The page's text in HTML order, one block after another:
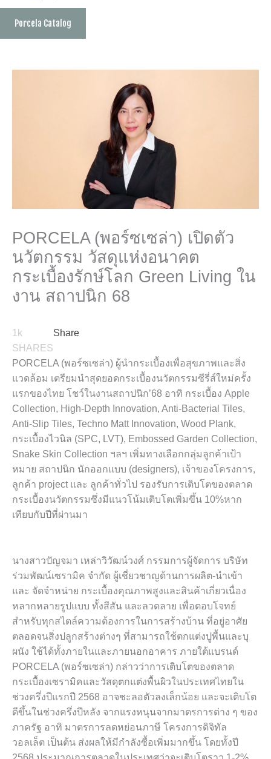
Porcela Catalog
PORCELA (พอร์ซเซล่า) เปิดตัว
นวัตกรรม วัสดุแห่งอนาคต
กระเบื้องรักษ์โลก Green Living ใน
งาน สถาปนิก 68
1k
SHARES
Share
PORCELA (พอร์ซเซล่า) ผู้นำกระเบื้องเพื่อสุขภาพและสิ่ง
แวดล้อม เตรียมนำสุดยอดกระเบื้องนวัตกรรมซีรี่ส์ใหม่ครั้ง
แรกของไทย โชว์ในงานสถาปนิก’68 อาทิ กระเบื้อง Apple
Collection, High-Depth Innovation, Anti-Bacterial Tiles,
Anti-Slip Tiles, Techno Matt Innovation, Wood Plank,
กระเบื้องไวนิล (SPC, LVT), Embossed Garden Collection,
Snake Skin Collection ฯลฯ เพิ่มทางเลือกกลุ่มลูกค้าเป้า
หมาย สถาปนิก นักออกเเบบ (designers), เจ้าของโครงการ,
ลูกค้า project และ ลูกค้าทั่วไป รองรับการเติบโตของตลาด
กระเบื้องนวัตกรรมซึ่งมีแนวโน้มเติบโตเพิ่มขึ้น 10%หาก
เทียบกับปีที่ผ่านมา
นางสาวปัญจมา เหล่าวิวัฒน์วงศ์ กรรมการผู้จัดการ บริษัท
ร่วมพัฒน์เซรามิค จำกัด ผู้เชี่ยวชาญด้านการผลิต-นำเข้า
และ จัดจำหน่าย กระเบื้องคุณภาพสูงและสินค้าเกี่ยวเนื่อง
หลากหลายรูปแบบ ทั้งสีสัน และลวดลาย เพื่อตอบโจทย์
สำหรับทุกสไตล์ความต้องการในการสร้างบ้าน ที่อยู่อาศัย
ตลอดจนสิ่งปลูกสร้างต่างๆ ที่สามารถใช้ตกแต่งปูพื้นและบุ
ผนัง ใช้ได้ทั้งภายในและภายนอกอาคาร ภายใต้แบรนด์
PORCELA (พอร์ซเซล่า) กล่าวว่าการเติบโตของตลาด
กระเบื้องเซรามิคและวัสดุตกแต่งพื้นผิวในประเทศไทยใน
ช่วงครึ่งปีแรกปี 2568 อาจชะลอตัวลงเล็กน้อย และจะเติบโต
ดีขึ้นในช่วงครึ่งปีหลัง จากแรงหนุนจากมาตรการต่าง ๆ ของ
ภาครัฐ อาทิ มาตรการลดหย่อนภาษี โครงการดิจิทัล
วอลเล็ต เป็นต้น ส่งผลให้มีกำลังซื้อเพิ่มมากขึ้น โดยทั้งปี